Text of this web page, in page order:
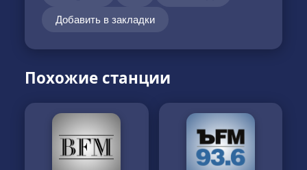
Добавить в закладки
Похожие станции